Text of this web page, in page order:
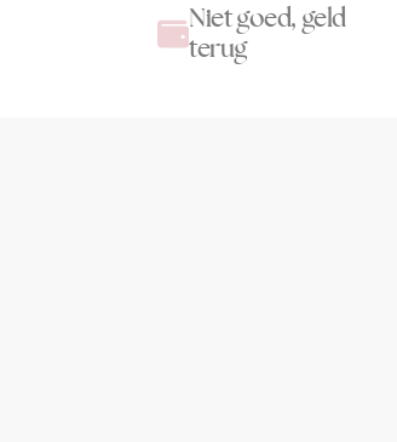
Niet goed, geld
terug